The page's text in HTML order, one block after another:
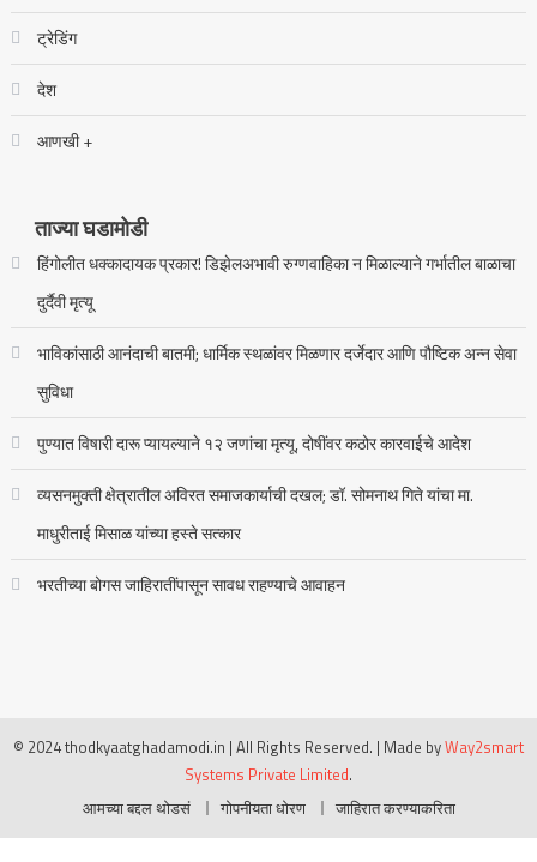
ट्रेडिंग
देश
आणखी +
ताज्या घडामोडी
हिंगोलीत धक्कादायक प्रकार! डिझेलअभावी रुग्णवाहिका न मिळाल्याने गर्भातील बाळाचा
दुर्दैवी मृत्यू
भाविकांसाठी आनंदाची बातमी; धार्मिक स्थळांवर मिळणार दर्जेदार आणि पौष्टिक अन्न सेवा
सुविधा
पुण्यात विषारी दारू प्यायल्याने १२ जणांचा मृत्यू, दोषींवर कठोर कारवाईचे आदेश
व्यसनमुक्ती क्षेत्रातील अविरत समाजकार्याची दखल; डॉ. सोमनाथ गिते यांचा मा.
माधुरीताई मिसाळ यांच्या हस्ते सत्कार
भरतीच्या बोगस जाहिरातींपासून सावध राहण्याचे आवाहन
© 2024 thodkyaatghadamodi.in | All Rights Reserved. | Made byWay2smart
Systems Private Limited.
आमच्या बद्दल थोडसं
गोपनीयता धोरण जाहिरात करण्याकरिता